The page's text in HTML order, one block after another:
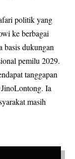
politik yang
ke berbagai
basis dukungan
pemilu 2029.
tanggapan
Ia
masih